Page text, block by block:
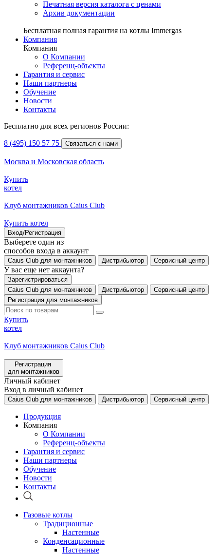
Печатная версия каталога с ценами
Архив документации
Бесплатная полная гарантия на котлы Immergas
Компания
Компания
О Компании
Референц-объекты
Гарантия и сервис
Наши партнеры
Обучение
Новости
Контакты
Бесплатно для всех регионов России:
8 (495) 150 57 75 Связаться с нами
Москва и Московская область
Купить
котел
Клуб монтажников Caius Club
Купить котел
Вход/Регистрация
Выберете один из
способов входа в аккаунт
Caius Club для монтажников Дистрибьютор Сервисный центр
У вас еще нет аккаунта?
Зарегистрироваться
Caius Club для монтажников
Дистрибьютор
Сервисный центр
Регистрация для монтажников
Купить
котел
Клуб монтажников Caius Club
Регистрация
для монтажников
Личный кабинет
Вход в личный кабинет
Caius Club для монтажников Дистрибьютор Сервисный центр
Продукция
Компания
О Компании
Референц-объекты
Гарантия и сервис
Наши партнеры
Обучение
Новости
Контакты
Газовые котлы
Традиционные
Настенные
Конденсационные
Настенные